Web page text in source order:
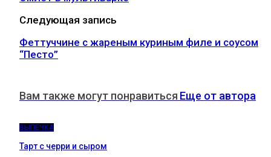
Следующая запись
Феттуччине с жареным куриным филе и соусом
“Песто”
Вам также могут понравиться Еще от автора
ВЫПЕЧКА
Тарт с черри и сыром